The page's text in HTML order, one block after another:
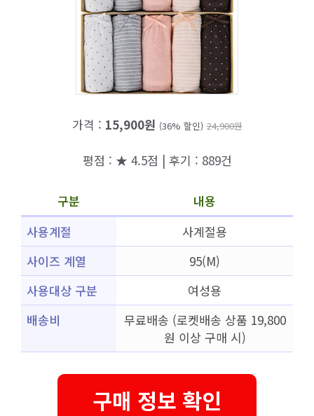
가격 : 15,900원 (36% 할인) 24,900원
평점 : ★ 4.5점 | 후기 : 889건
구분
내용
사용계절
사계절용
사이즈 계열
95(M)
사용대상 구분
여성용
배송비
무료배송 (로켓배송 상품 19,800
원 이상 구매 시)
구매 정보 확인